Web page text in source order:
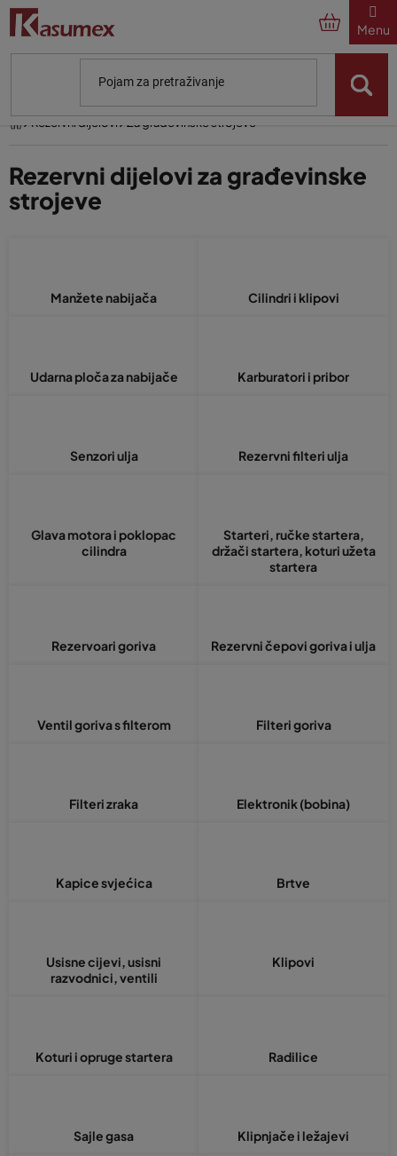
Preskoči
sadržaj
Rezervni dijelovi Za građevinske strojeve
Rezervni dijelovi za građevinske
strojeve
Manžete nabijača Cilindri i klipovi
Udarna ploča za nabijače Karburatori i pribor
Senzori ulja Rezervni filteri ulja
Glava motora i poklopac
cilindra
Starteri, ručke startera,
držači startera, koturi užeta
startera
Rezervoari goriva Rezervni čepovi goriva i ulja
Ventil goriva s filterom Filteri goriva
Filteri zraka Elektronik (bobina)
Kapice svjećica Brtve
Usisne cijevi, usisni
razvodnici, ventili
Klipovi
Koturi i opruge startera Radilice
Sajle gasa Klipnjače i ležajevi